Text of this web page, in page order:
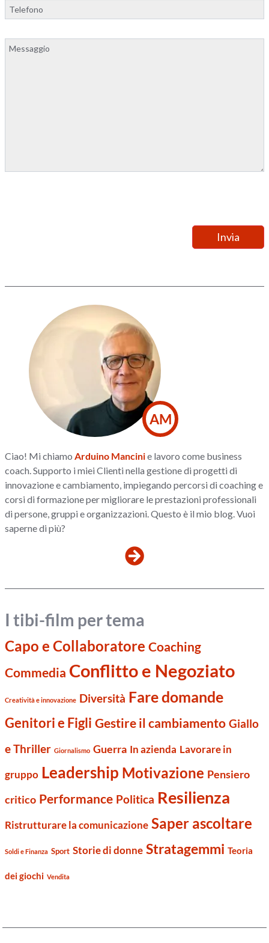
AM
Ciao! Mi chiamo Arduino Mancinie lavoro come business
coach. Supporto i miei Clienti nella gestione di progetti di
innovazione e cambiamento, impiegando percorsi di coaching e
corsi di formazione per migliorare le prestazioni professionali
di persone, gruppi e organizzazioni. Questo è il mio blog. Vuoi
saperne di più?
I tibi-film per tema
Capo e Collaboratore Coaching
Commedia Conflitto e Negoziato
Creatività e innovazione Diversità Fare domande
Genitori e Figli Gestire il cambiamento Giallo
e Thriller Giornalismo Guerra In azienda Lavorare in
gruppo Leadership Motivazione Pensiero
critico Performance Politica Resilienza
Ristrutturare la comunicazione Saper ascoltare
Soldi e Finanza Sport Storie di donne Stratagemmi Teoria
dei giochi Vendita